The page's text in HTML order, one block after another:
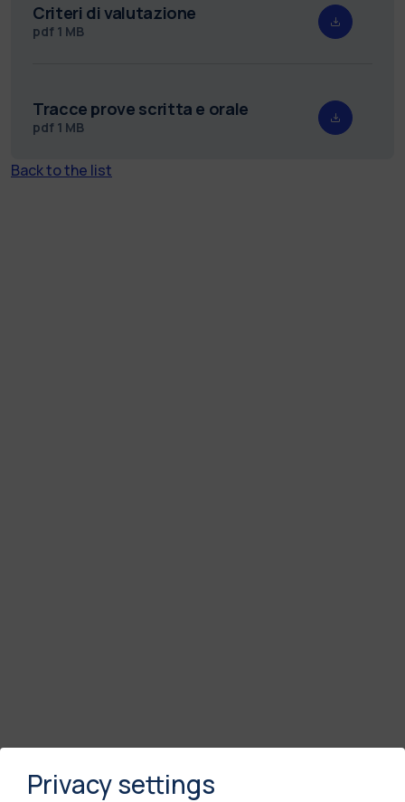
Criteri di valutazione
pdf 1 MB
Tracce prove scritta e orale
pdf 1 MB
Back to the list
Privacy settings